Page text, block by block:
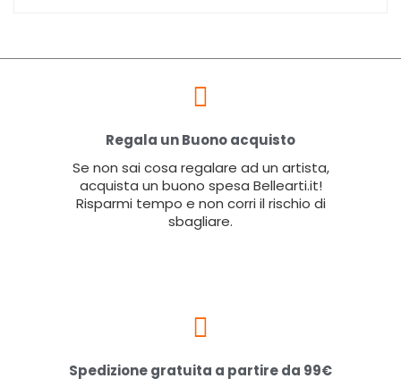
Regala un Buono acquisto
Se non sai cosa regalare ad un artista,
acquista un buono spesa Bellearti.it!
Risparmi tempo e non corri il rischio di
sbagliare.
Spedizione gratuita a partire da 99€